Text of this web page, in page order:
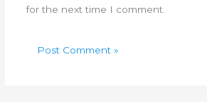
for the next time I comment.